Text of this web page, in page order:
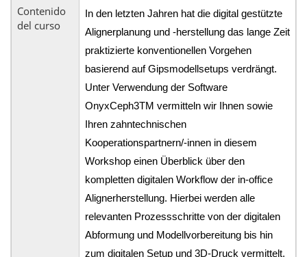
Contenido
del curso
In den letzten Jahren hat die digital gestützte
Alignerplanung und -herstellung das lange Zeit
praktizierte konventionellen Vorgehen
basierend auf Gipsmodellsetups verdrängt.
Unter Verwendung der Software
OnyxCeph3TM vermitteln wir Ihnen sowie
Ihren zahntechnischen
Kooperationspartnern/-innen in diesem
Workshop einen Überblick über den
kompletten digitalen Workflow der in-office
Alignerherstellung. Hierbei werden alle
relevanten Prozessschritte von der digitalen
Abformung und Modellvorbereitung bis hin
zum digitalen Setup und 3D-Druck vermittelt.